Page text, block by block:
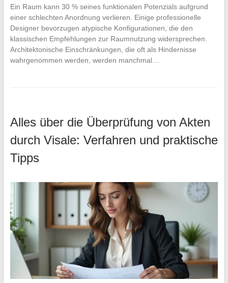
Ein Raum kann 30 % seines funktionalen Potenzials aufgrund
einer schlechten Anordnung verlieren. Einige professionelle
Designer bevorzugen atypische Konfigurationen, die den
klassischen Empfehlungen zur Raumnutzung widersprechen.
Architektonische Einschränkungen, die oft als Hindernisse
wahrgenommen werden, werden manchmal…
Alles über die Überprüfung von Akten
durch Visale: Verfahren und praktische
Tipps